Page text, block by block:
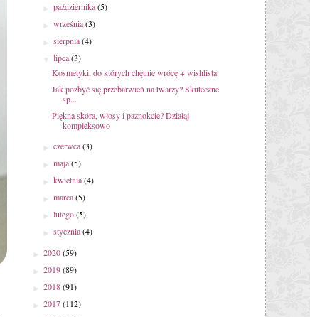
►października(5)
►września(3)
►sierpnia(4)
▼lipca(3)
Kosmetyki, do których chętnie wrócę + wishlista
Jak pozbyć się przebarwień na twarzy? Skuteczne
sp...
Piękna skóra, włosy i paznokcie? Działaj
kompleksowo
►czerwca(3)
►maja(5)
►kwietnia(4)
►marca(5)
►lutego(5)
►stycznia(4)
► 2020(59)
► 2019(89)
► 2018(91)
► 2017(112)